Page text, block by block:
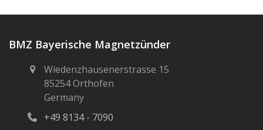
BMZ Bayerische Magnetzünder
Wiedenzhausenerstrasse 15
85254 Orthofen
Germany
+49 8134 - 7090